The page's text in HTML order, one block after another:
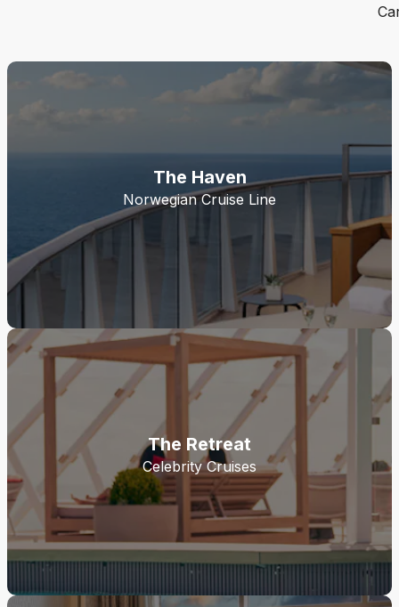
The Haven
Norwegian Cruise Line
The Retreat
Celebrity Cruises